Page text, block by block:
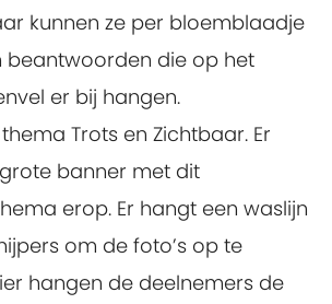
kunnen ze per bloemblaadje
beantwoorden die op het
er bij hangen.
Trots en Zichtbaar. Er
banner met dit
erop. Er hangt een waslijn
om de foto’s op te
hangen de deelnemers de